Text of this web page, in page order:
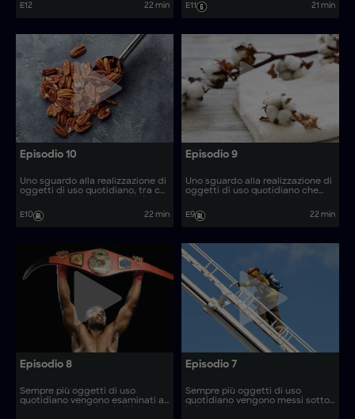
produzione. Come vengono
E12 22 min
vengono realizzati oggetti come
E11 21 min
Episodio 10
Uno sguardo alla realizzazione di
oggetti di uso quotidiano, tra cui
acetato, che svela i materiali e i
processi produttivi unici utilizzati
E10 22 min
Episodio 9
Uno sguardo alla realizzazione di
oggetti di uso quotidiano che
utilizzati per la loro fabbricazione.
E9 22 min
Episodio 8
Sempre più oggetti di uso
quotidiano vengono esaminati al
Episodio 7
Sempre più oggetti di uso
quotidiano vengono messi sotto